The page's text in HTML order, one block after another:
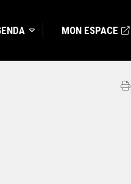
MON ESPACE